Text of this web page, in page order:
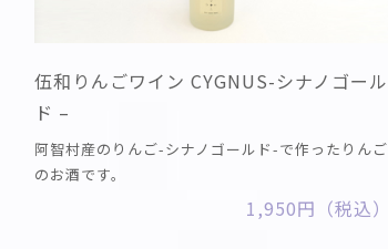
伍和りんごワイン CYGNUS-シナノゴール
ド –
阿智村産のりんご-シナノゴールド-で作ったりんご
のお酒です。
1,950円（税込）